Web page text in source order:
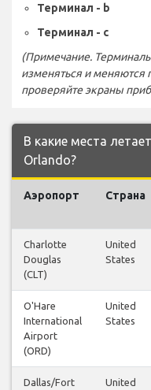
Терминал - b
Терминал - c
(Примечание.
изменяться и меняются
проверяйте экраны
В какие места
Orlando?
Аэропорт Страна
Charlotte
Douglas
(CLT)
United
States
O'Hare
International
Airport
(ORD)
United
States
Dallas/Fort
United